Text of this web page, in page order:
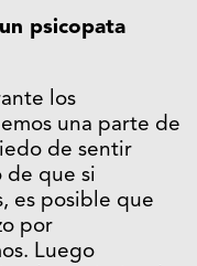
psicopata
los
una parte de
de sentir
de que si
es posible que
por
Luego